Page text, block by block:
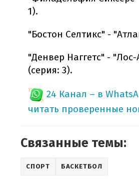
1).
"Бостон Селтикс" -
"Денвер Наггетс" -
(серия: 3).
24 Канал – в
читать проверенные
Связанные темы:
СПОРТ БАСКЕТБОЛ